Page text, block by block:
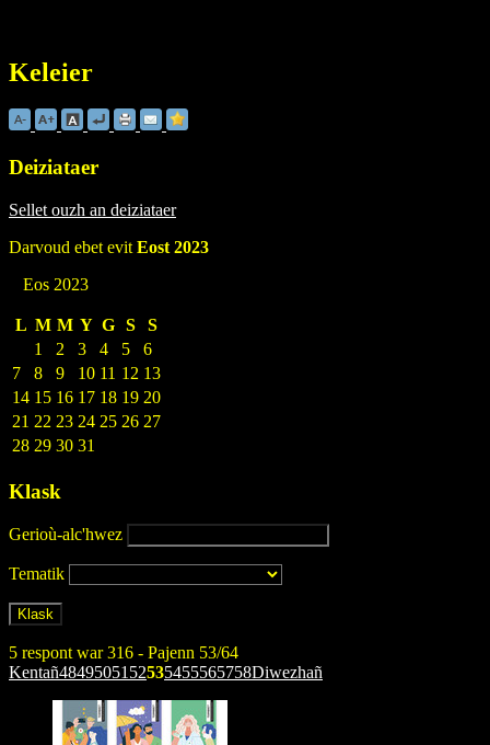
Keleier
Deiziataer
Sellet ouzh an deiziataer
Darvoud ebet evit Eost 2023
Eos 2023
L M M Y G S
S
1
2 3 4 5
6
7
8 9 10 11 12 13
14 15 16 17 18 19 20
21 22 23 24 25 26 27
28 29 30 31
Klask
Gerioù-alc'hwez
Tematik
5 respont war 316 - Pajenn 53/64
Kentañ48495051 52535455565758Diwezhañ